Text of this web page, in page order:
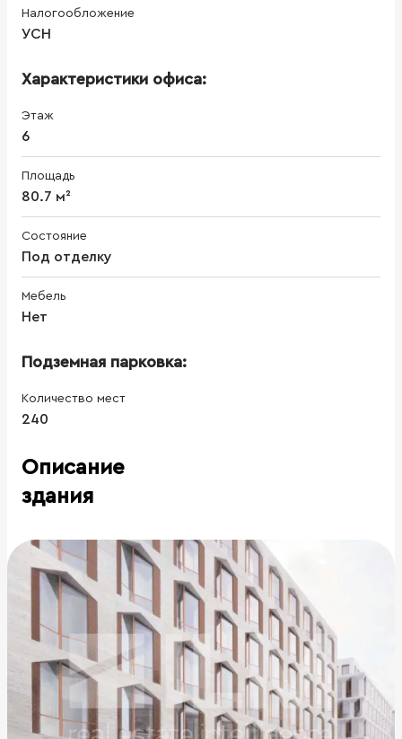
Налогообложение
УСН
Характеристики офиса:
Этаж
6
Площадь
80.7 м²
Состояние
Под отделку
Мебель
Нет
Подземная парковка:
Количество мест
240
Описание
здания